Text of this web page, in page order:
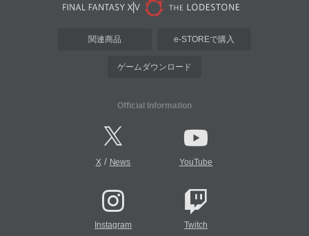
関連商品 e-STOREで購入
ゲームダウンロード
Official Information
X/ News YouTube
Instagram Twitch